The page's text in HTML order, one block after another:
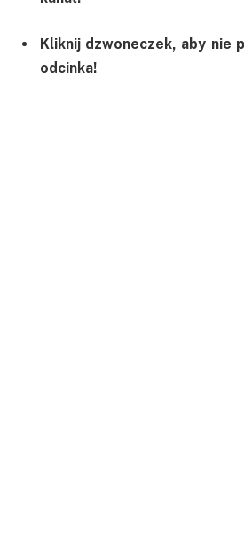
Kliknij dzwoneczek, aby nie
odcinka!